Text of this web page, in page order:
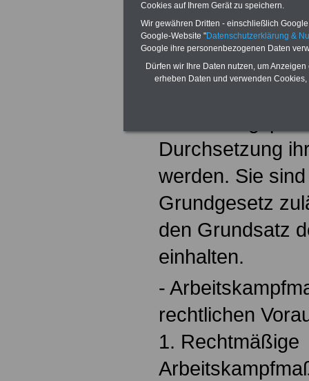
(insbesondere
Aussperrungen)
Durchsetzung
werden. Sie
Grundgesetz
den Grundsatz
einhalten.
-
rechtlichen
1. Rechtmäßige
Cookies auf Ihrem Gerät zu speichern.
Wir gewähren Dritten - einschließlich
Google-Website "Datenschutzerklärung &
Google ihre personenbezogenen Daten
Dürfen wir Ihre Daten nutzen, um
erheben Daten und verwenden